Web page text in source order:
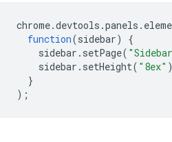
chrome.devtools .panels .
function(sidebar)
{
sidebar . setPage(
sidebar . setHeight( "8ex"
}
);